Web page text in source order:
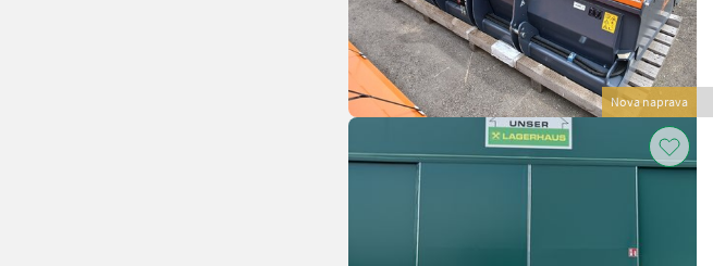
Nova naprava